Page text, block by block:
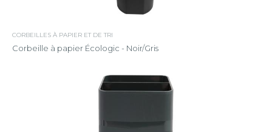
CORBEILLES À PAPIER ET DE TRI
Corbeille à papier Écologic - Noir/Gris